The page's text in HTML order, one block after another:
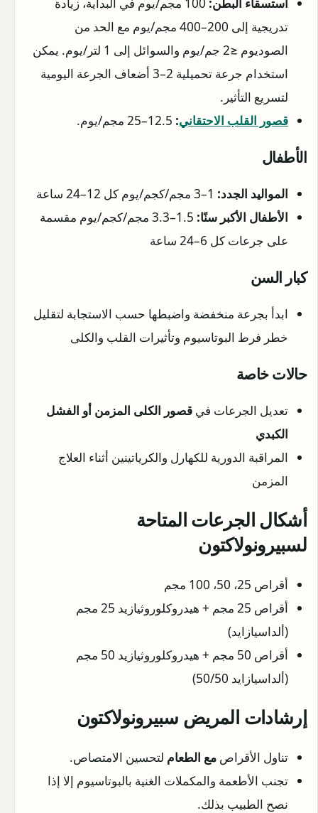
تدريجية إلى 200–400 مجم/يوم مع الحد من
الصوديوم ≤2 جم/يوم والسوائل إلى 1 لتر/يوم. يمكن
استخدام جرعة تحميلية 2–3 أضعاف الجرعة اليومية
لتسريع التأثير.
قصور القلب الاحتقاني:
الأطفال
المواليد الجدد:
الأطفال الأكبر سنًا:
1.5–3.3 مجم/كجم/يوم مقسمة
على جرعات كل 6–24 ساعة
كبار السن
ابدأ بجرعة منخفضة واضبطها حسب الاستجابة لتقليل
خطر فرط البوتاسيوم وتأثيرات القلب والكلى
حالات خاصة
تعديل الجرعات في قصور الكلى المزمن أو الفشل
الكبدي
المراقبة الدورية للكهارل والكرياتينين أثناء العلاج
المزمن
أشكال الجرعات المتاحة
لسبيرونولاكتون
أقراص 25، 50، 100 مجم
أقراص 25 مجم + هيدروكلوروثيازيد 25 مجم
(ألداسيازايد)
أقراص 50 مجم + هيدروكلوروثيازيد 50 مجم
(ألداسيازايد 50/50)
إرشادات المريض سبيرونولاكتون
تناول الأقراص مع الطعام لتحسين الامتصاص.
تجنب الأطعمة والمكملات الغنية بالبوتاسيوم إلا إذا
نصح الطبيب بذلك.